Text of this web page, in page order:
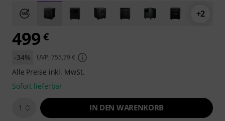
+2
499 €
-34% UVP: 755,79 €
Alle Preise inkl. MwSt.
Sofort lieferbar
1 IN DEN WARENKORB